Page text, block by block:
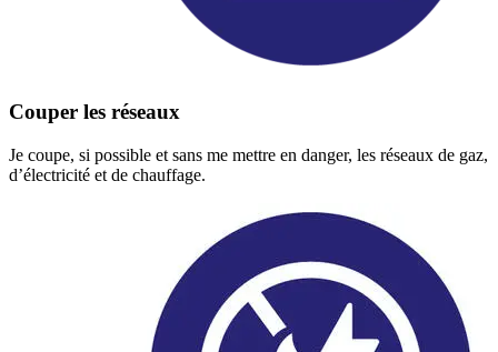
Couper les réseaux
Je coupe, si possible et sans me mettre en danger, les réseaux de gaz,
d’électricité et de chauffage.